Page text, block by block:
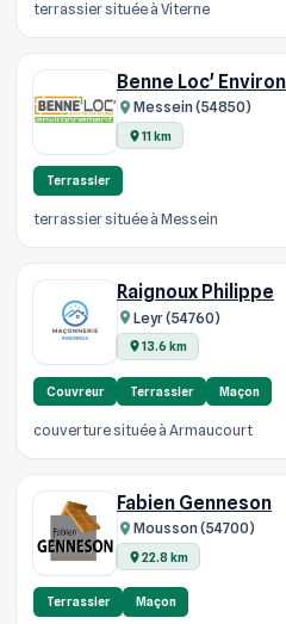
terrassier située à Viterne
Benne Loc'
Messein (54850)
11 km
Terrassier
terrassier située à Messein
Raignoux Philippe
Leyr (54760)
13.6 km
Couvreur Terrassier Maçon
couverture située à Armaucourt
Fabien Genneson
Mousson (54700)
22.8 km
Terrassier Maçon